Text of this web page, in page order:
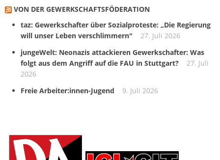
VON DER GEWERKSCHAFTS­FÖDERATION
taz: Gewerkschafter über Sozialproteste: „Die Regierung
will unser Leben verschlimmern"
27. Juli 2026
jungeWelt: Neonazis attackieren Gewerkschafter: Was
folgt aus dem Angriff auf die FAU in Stuttgart?
27. Juli
2026
Freie Arbeiter:innen-Jugend
9. Juli 2026